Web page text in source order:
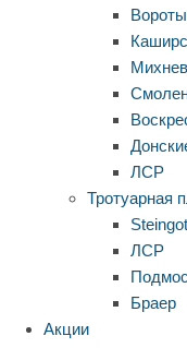
ЛСР
Тротуарная
Steingot
ЛСР
Браер
Акции